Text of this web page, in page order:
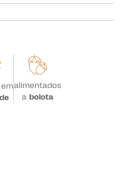
alimentados
a bolota